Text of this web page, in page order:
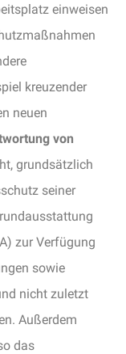
einweisen
kreuzender
neuen
von
grundsätzlich
seiner
zur Verfügung
sowie
nicht zuletzt
Außerdem
das